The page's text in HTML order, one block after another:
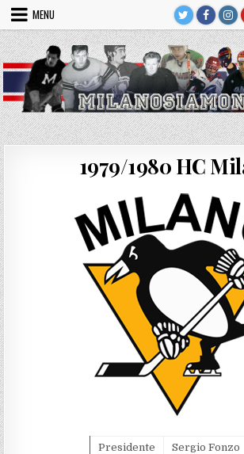
Skip
content
MENU
1979/1980 HC
Presidente
Sergio Fonzo